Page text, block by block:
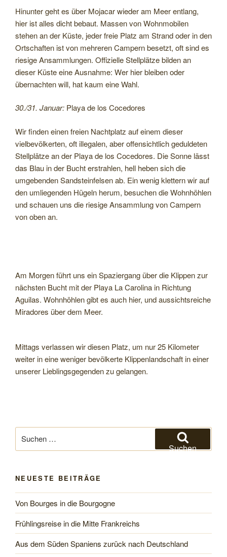
Hinunter geht es über Mojacar wieder am Meer entlang,
hier ist alles dicht bebaut. Massen von Wohnmobilen
stehen an der Küste, jeder freie Platz am Strand oder in den
Ortschaften ist von mehreren Campern besetzt, oft sind es
riesige Ansammlungen. Offizielle Stellplätze bilden an
dieser Küste eine Ausnahme: Wer hier bleiben oder
übernachten will, hat kaum eine Wahl.
30./31. Januar: Playa de los Cocedores
Wir finden einen freien Nachtplatz auf einem dieser
vielbevölkerten, oft illegalen, aber offensichtlich geduldeten
Stellplätze an der Playa de los Cocedores. Die Sonne lässt
das Blau in der Bucht erstrahlen, hell heben sich die
umgebenden Sandsteinfelsen ab. Ein wenig klettern wir auf
den umliegenden Hügeln herum, besuchen die Wohnhöhlen
und schauen uns die riesige Ansammlung von Campern
von oben an.
Am Morgen führt uns ein Spaziergang über die Klippen zur
nächsten Bucht mit der Playa La Carolina in Richtung
Aguilas. Wohnhöhlen gibt es auch hier, und aussichtsreiche
Miradores über dem Meer.
Mittags verlassen wir diesen Platz, um nur 25 Kilometer
weiter in eine weniger bevölkerte Klippenlandschaft in einer
unserer Lieblingsgegenden zu gelangen.
nach:
Suchen
NEUESTE BEITRÄGE
Von Bourges in die Bourgogne
Frühlingsreise in die Mitte Frankreichs
Aus dem Süden Spaniens zurück nach Deutschland